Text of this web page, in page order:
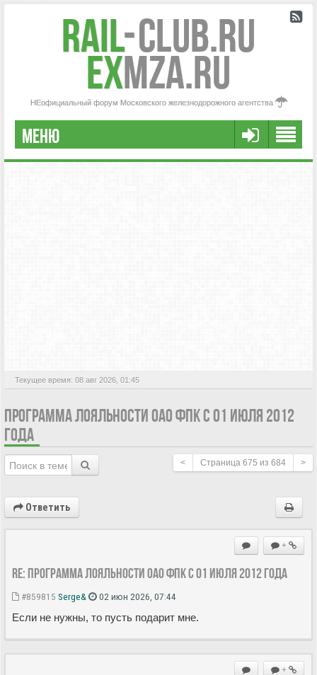
Rail-Club.RU
exMZA.RU
НЕофициальный форум Московского железнодорожного агентства
МЕНЮ
РЕГИСТРАЦИЯ
Текущее время: 08 авг 2026, 01:45
ПРОГРАММА ЛОЯЛЬНОСТИ ОАО ФПК С 01 ИЮЛЯ 2012
ГОДА
< Страница 675 из 684 >
Ответить
+
Re: Программа лояльности ОАО ФПК с 01 июля 2012 года
#859815 Serge& 02 июн 2026, 07:44
Если не нужны, то пусть подарит мне.
+